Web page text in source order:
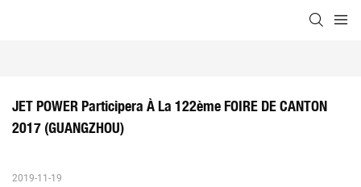
JET POWER Participera À La 122ème FOIRE DE CANTON
2017 (GUANGZHOU)
2019-11-19